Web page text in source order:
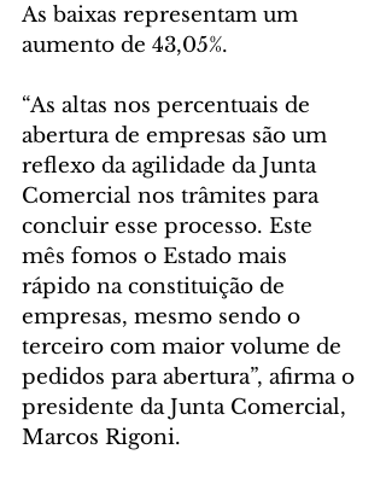
As baixas representam um
aumento de 43,05%.
“As altas nos percentuais de
abertura de empresas são um
reflexo da agilidade da Junta
Comercial nos trâmites para
concluir esse processo. Este
mês fomos o Estado mais
rápido na constituição de
empresas, mesmo sendo o
terceiro com maior volume de
pedidos para abertura”, afirma o
presidente da Junta Comercial,
Marcos Rigoni.